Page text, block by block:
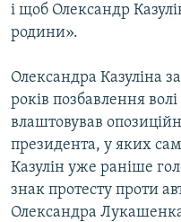
і щоб Олександр
родини».
Олександра Казуліна
років позбавлення
влаштовував
президента, у яких
Казулін уже раніше
знак протесту проти
Олександра